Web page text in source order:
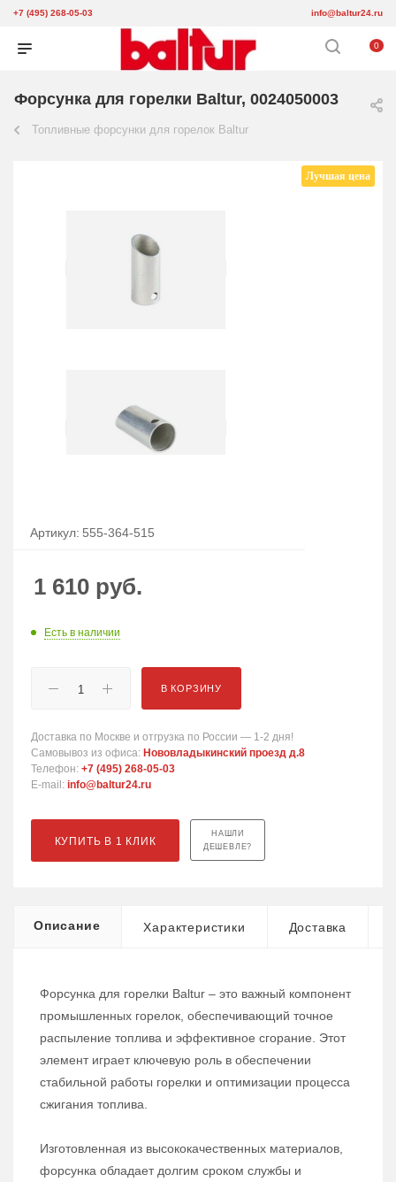
+7 (495) 268-05-03 info@baltur24.ru
0
Форсунка для горелки Baltur, 0024050003
Топливные форсунки для горелок Baltur
Лучшая цена
Артикул: 555-364-515
1 610 руб.
Есть в наличии
В КОРЗИНУ
Доставка по Москве и отгрузка по России — 1-2 дня!
Самовывоз из офиса: Нововладыкинский проезд д.8
Телефон: +7 (495) 268-05-03
E-mail: info@baltur24.ru
КУПИТЬ В 1 КЛИК
НАШЛИ
ДЕШЕВЛЕ?
Описание Характеристики Доставка
Форсунка для горелки Baltur – это важный компонент
промышленных горелок, обеспечивающий точное
распыление топлива и эффективное сгорание. Этот
элемент играет ключевую роль в обеспечении
стабильной работы горелки и оптимизации процесса
сжигания топлива.
Изготовленная из высококачественных материалов,
форсунка обладает долгим сроком службы и